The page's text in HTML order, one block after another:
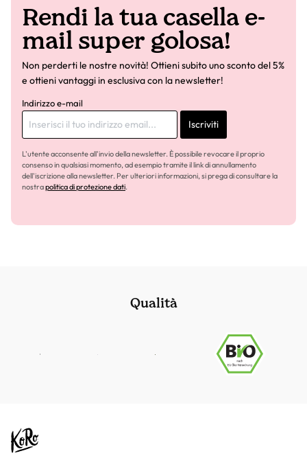
Rendi la tua casella e-
mail super golosa!
Non perderti le nostre novità! Ottieni subito uno sconto del 5%
e ottieni vantaggi in esclusiva con la newsletter!
Indirizzo e-mail
Iscriviti
L'utente acconsente all'invio della newsletter. È possibile revocare il proprio
consenso in qualsiasi momento, ad esempio tramite il link di annullamento
dell'iscrizione alla newsletter. Per ulteriori informazioni, si prega di consultare la
nostrapolitica di protezione dati.
Qualità